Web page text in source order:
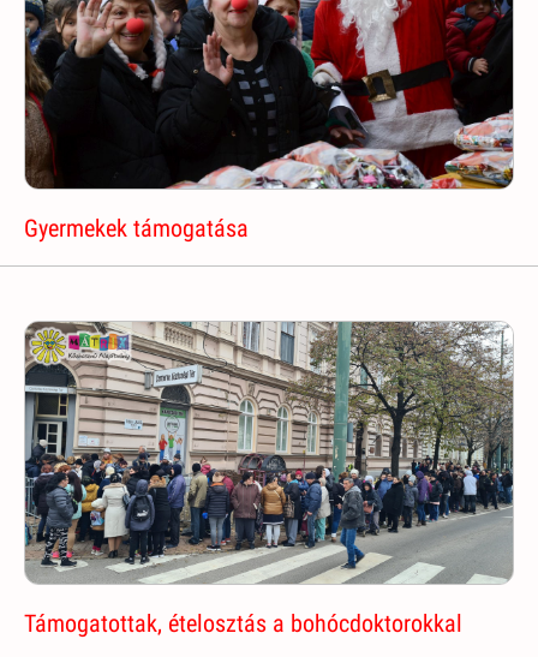
Gyermekek támogatása
Támogatottak, ételosztás a bohócdoktorokkal